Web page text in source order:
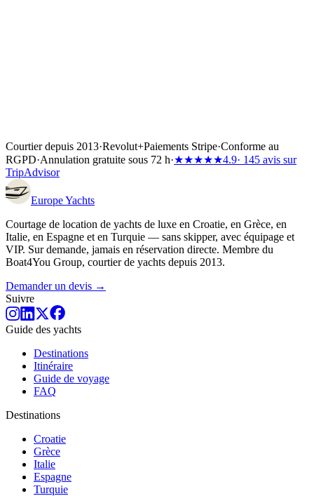
Courtier depuis 2013·Revolut+Paiements Stripe·Conforme au
RGPD·Annulation gratuite sous 72 h·★★★★★4.9· 145 avis sur
TripAdvisor
EuropeYachts
Courtage de location de yachts de luxe en Croatie, en Grèce, en
Italie, en Espagne et en Turquie — sans skipper, avec équipage et
VIP. Sur demande, jamais en réservation directe. Membre du
Boat4You Group, courtier de yachts depuis 2013.
Demander un devis →
Suivre
Guide des yachts
Destinations
Itinéraire
Guide de voyage
FAQ
Destinations
Croatie
Grèce
Italie
Espagne
Turquie